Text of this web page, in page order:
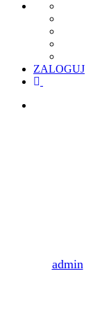
ZALOGUJ
facebook
admin